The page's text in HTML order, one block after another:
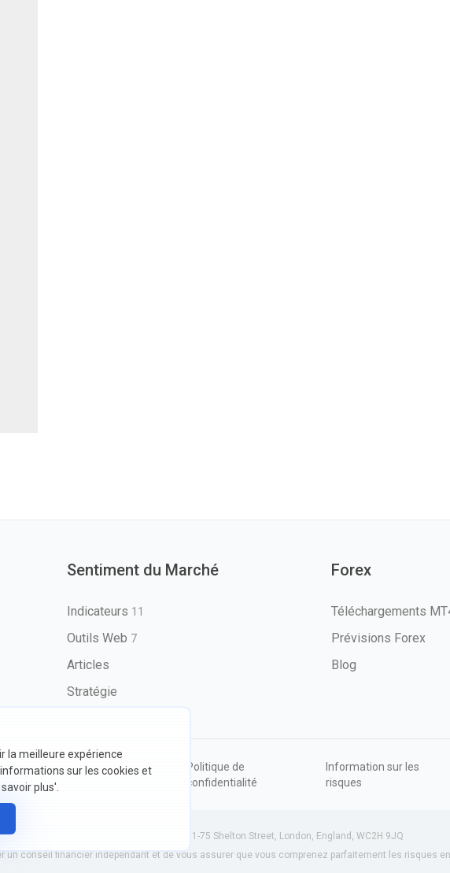
la meilleure expérience
sur les cookies et
plus'.
Sentiment du Marché
Indicateurs 11
Outils Web 7
Articles
Stratégie
Forex
Téléchargements
Prévisions Forex
Blog
droits
Conditions
Politique de
confidentialité
Information sur les
risques
: 13534801 (Angleterre) | 71-75 Shelton Street, London, England, WC2H 9JQ
un conseil financier indépendant et de vous assurer que vous comprenez parfaitement les risques